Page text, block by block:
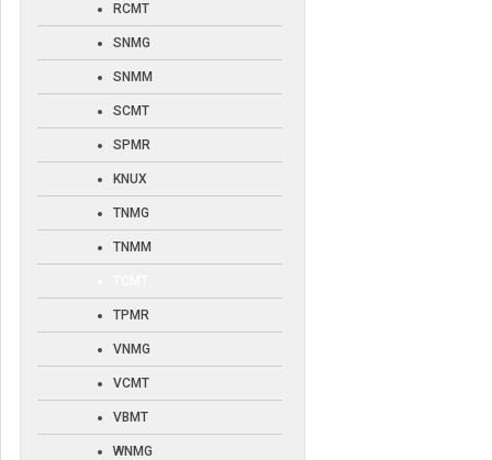
RCMT
SNMG
SNMM
SCMT
SPMR
KNUX
TNMG
TNMM
TPMR
VNMG
VCMT
VBMT
WNMG